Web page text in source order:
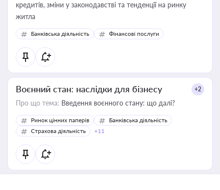
кредитів, зміни у законодавстві та тенденції на ринку
житла
Банківська діяльність Фінансові послуги
Воєнний стан: наслідки для бізнесу +2
Про що тема: Введення воєнного стану: що далі?
Ринок цінних паперів
Банківська діяльність
Страхова діяльність
+11